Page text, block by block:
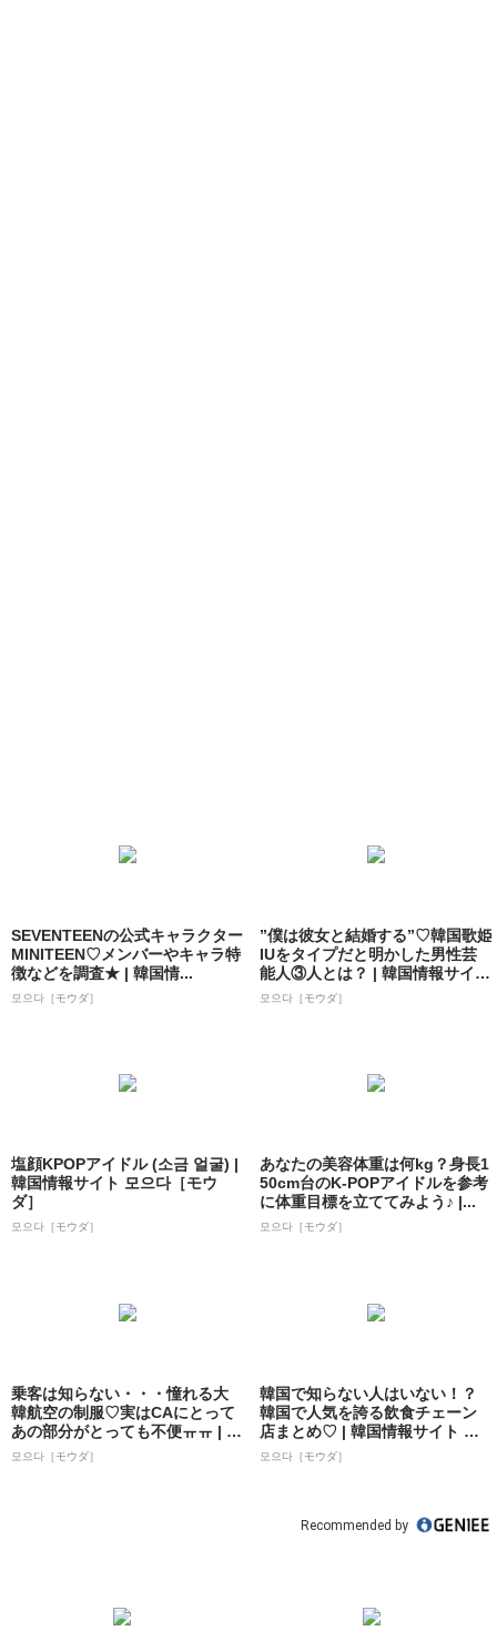
SEVENTEENの公式キャラクター
MINITEEN♡メンバーやキャラ特
徴などを調査★ | 韓国情...
모으다［モウダ］
”僕は彼女と結婚する”♡韓国歌姫
IUをタイプだと明かした男性芸
能人③人とは？ | 韓国情報サイト
...
모으다［モウダ］
塩顔KPOPアイドル (소금 얼굴) |
韓国情報サイト 모으다［モウ
ダ］
모으다［モウダ］
あなたの美容体重は何kg？身長1
50cm台のK-POPアイドルを参考
に体重目標を立ててみよう♪ |...
모으다［モウダ］
乗客は知らない・・・憧れる大
韓航空の制服♡実はCAにとって
あの部分がとっても不便ㅠㅠ | 韓
国情報...
모으다［モウダ］
韓国で知らない人はいない！？
韓国で人気を誇る飲食チェーン
店まとめ♡ | 韓国情報サイト 모
으다［モ...
모으다［モウダ］
Recommended by